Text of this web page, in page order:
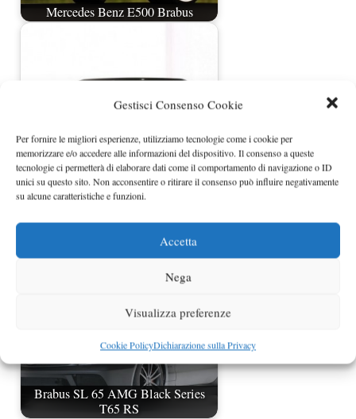
Gestisci Consenso Cookie
Per fornire le migliori esperienze, utilizziamo tecnologie come i cookie per
memorizzare e/o accedere alle informazioni del dispositivo. Il consenso a queste
tecnologie ci permetterà di elaborare dati come il comportamento di navigazione o ID
unici su questo sito. Non acconsentire o ritirare il consenso può influire negativamente
su alcune caratteristiche e funzioni.
Accetta
Nega
Visualizza preferenze
Cookie PolicyDichiarazione sulla Privacy
Mercedes Benz E500 Brabus
Mercedes Classe E Cabrio Biturbo by
Brabus SL 65 AMG Black Series
T65 RS